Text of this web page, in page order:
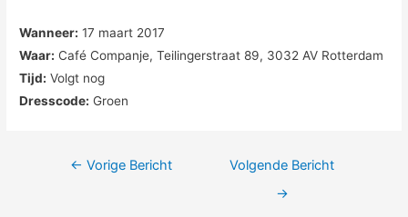
Wanneer: 17 maart 2017
Waar: Café Companje, Teilingerstraat 89, 3032 AV Rotterdam
Tijd: Volgt nog
Dresscode: Groen
Berichtnavigatie
← Vorige Bericht
Volgende Bericht
→